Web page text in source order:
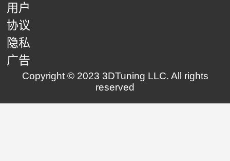
用户
协议
隐私
广告
Copyright © 2023 3DTuning LLC. All rights
reserved